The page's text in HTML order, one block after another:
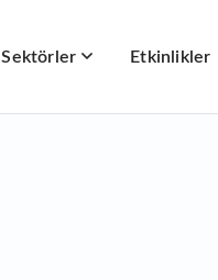
Sektörler Etkinlikler